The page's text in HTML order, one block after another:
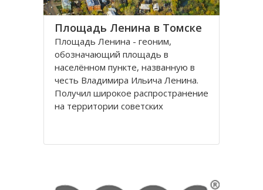
Площадь Ленина в Томске
Площадь Ленина - геоним,
обозначающий площадь в
населённом пункте, названную в
честь Владимира Ильича Ленина.
Получил широкое распространение
на территории советских
годы правления коммунистической
Площадь Ленина в Томске одна из